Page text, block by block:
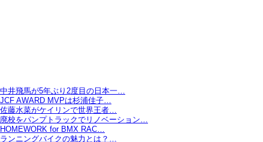
中井飛馬が5年ぶり2度目の日本一…
JCF AWARD MVPは杉浦佳子…
佐藤水菜がケイリンで世界王者…
廃校をパンプトラックでリノベーション…
HOMEWORK for BMX RAC…
ランニングバイクの魅力とは？…